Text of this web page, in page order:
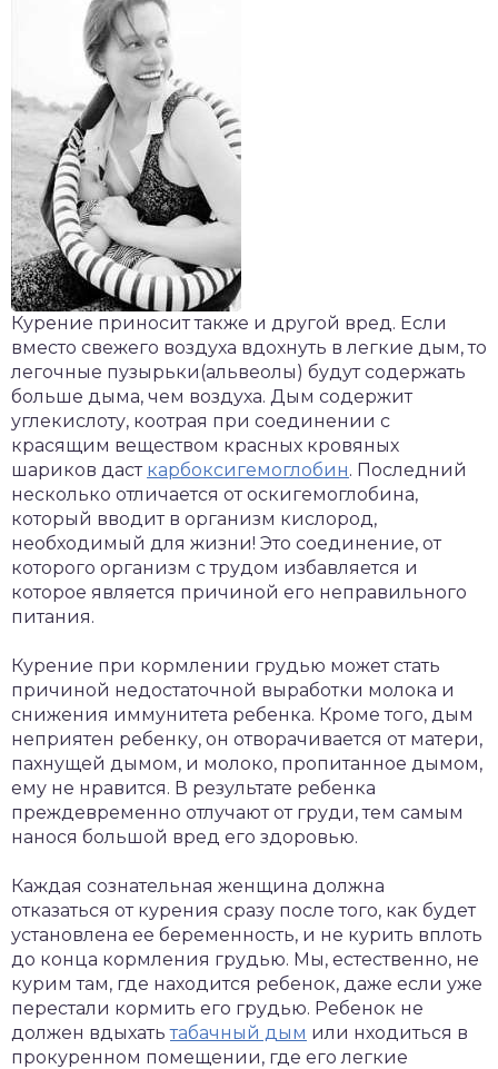
Курение приносит также и другой вред. Если
вместо свежего воздуха вдохнуть в легкие дым, то
легочные пузырьки(альвеолы) будут содержать
больше дыма, чем воздуха. Дым содержит
углекислоту, коотрая при соединении с
красящим веществом красных кровяных
шариков даст карбоксигемоглобин. Последний
несколько отличается от оскигемоглобина,
который вводит в организм кислород,
необходимый для жизни! Это соединение, от
которого организм с трудом избавляется и
которое является причиной его неправильного
питания.
Курение при кормлении грудью может стать
причиной недостаточной выработки молока и
снижения иммунитета ребенка. Кроме того, дым
неприятен ребенку, он отворачивается от матери,
пахнущей дымом, и молоко, пропитанное дымом,
ему не нравится. В результате ребенка
преждевременно отлучают от груди, тем самым
нанося большой вред его здоровью.
Каждая сознательная женщина должна
отказаться от курения сразу после того, как будет
установлена ее беременность, и не курить вплоть
до конца кормления грудью. Мы, естественно, не
курим там, где находится ребенок, даже если уже
перестали кормить его грудью. Ребенок не
должен вдыхатьтабачный дым или нходиться в
прокуренном помещении, где его легкие